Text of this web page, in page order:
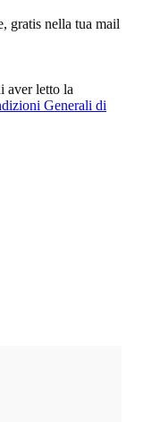
gratis nella tua mail
aver letto la
Generali di